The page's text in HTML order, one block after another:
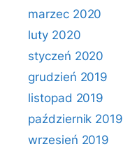
marzec 2020
luty 2020
styczeń 2020
grudzień 2019
listopad 2019
październik 2019
wrzesień 2019